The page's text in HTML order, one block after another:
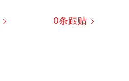
0条跟贴